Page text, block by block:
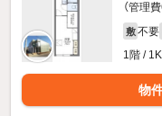
（管理
敷 不要
1階 /
物